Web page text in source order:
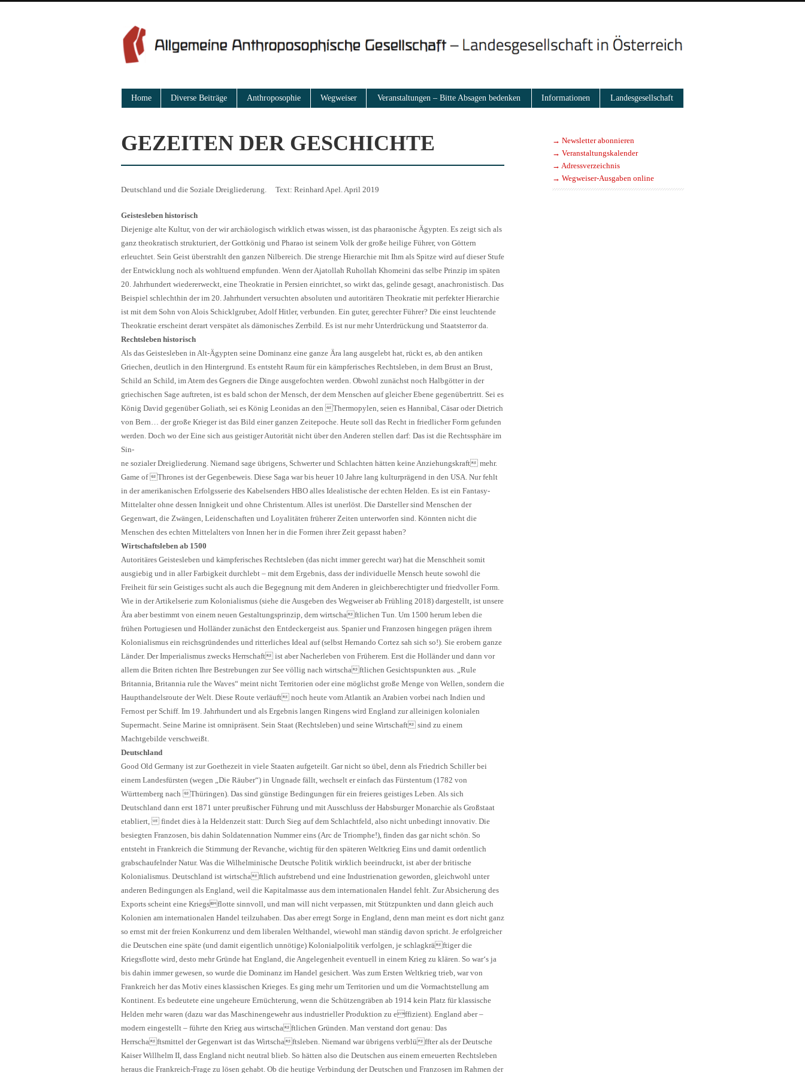
Menü
Weiter zum Inhalt
Home Diverse Beiträge Anthroposophie Wegweiser Veranstaltungen – Bitte Absagen bedenken Informationen Landesgesellschaft
GEZEITEN DER GESCHICHTE
Deutschland und die Soziale Dreigliederung. Text: Reinhard Apel. April 2019
Geistesleben historisch
Diejenige alte Kultur, von der wir archäologisch wirklich etwas wissen, ist das pharaonische Ägypten. Es zeigt sich als
ganz theokratisch strukturiert, der Gottkönig und Pharao ist seinem Volk der große heilige Führer, von Göttern
erleuchtet. Sein Geist überstrahlt den ganzen Nilbereich. Die strenge Hierarchie mit Ihm als Spitze wird auf dieser Stufe
der Entwicklung noch als wohltuend empfunden. Wenn der Ajatollah Ruhollah Khomeini das selbe Prinzip im späten
20. Jahrhundert wiedererweckt, eine Theokratie in Persien einrichtet, so wirkt das, gelinde gesagt, anachronistisch. Das
Beispiel schlechthin der im 20. Jahrhundert versuchten absoluten und autoritären Theokratie mit perfekter Hierarchie
ist mit dem Sohn von Alois Schicklgruber, Adolf Hitler, verbunden. Ein guter, gerechter Führer? Die einst leuchtende
Theokratie erscheint derart verspätet als dämonisches Zerrbild. Es ist nur mehr Unterdrückung und Staatsterror da.
Rechtsleben historisch
Als das Geistesleben in Alt-Ägypten seine Dominanz eine ganze Ära lang ausgelebt hat, rückt es, ab den antiken
Griechen, deutlich in den Hintergrund. Es entsteht Raum für ein kämpferisches Rechtsleben, in dem Brust an Brust,
Schild an Schild, im Atem des Gegners die Dinge ausgefochten werden. Obwohl zunächst noch Halbgötter in der
griechischen Sage auftreten, ist es bald schon der Mensch, der dem Menschen auf gleicher Ebene gegenübertritt. Sei es
König David gegenüber Goliath, sei es König Leonidas an den Thermopylen, seien es Hannibal, Cäsar oder Dietrich
von Bern… der große Krieger ist das Bild einer ganzen Zeitepoche. Heute soll das Recht in friedlicher Form gefunden
werden. Doch wo der Eine sich aus geistiger Autorität nicht über den Anderen stellen darf: Das ist die Rechtssphäre im
Sin-
ne sozialer Dreigliederung. Niemand sage übrigens, Schwerter und Schlachten hätten keine Anziehungskraft mehr.
Game of Thrones ist der Gegenbeweis. Diese Saga war bis heuer 10 Jahre lang kulturprägend in den USA. Nur fehlt
in der amerikanischen Erfolgsserie des Kabelsenders HBO alles Idealistische der echten Helden. Es ist ein Fantasy-
Mittelalter ohne dessen Innigkeit und ohne Christentum. Alles ist unerlöst. Die Darsteller sind Menschen der
Gegenwart, die Zwängen, Leidenschaften und Loyalitäten früherer Zeiten unterworfen sind. Könnten nicht die
Menschen des echten Mittelalters von Innen her in die Formen ihrer Zeit gepasst haben?
Wirtschaftsleben ab 1500
Autoritäres Geistesleben und kämpferisches Rechtsleben (das nicht immer gerecht war) hat die Menschheit somit
ausgiebig und in aller Farbigkeit durchlebt – mit dem Ergebnis, dass der individuelle Mensch heute sowohl die
Freiheit für sein Geistiges sucht als auch die Begegnung mit dem Anderen in gleichberechtigter und friedvoller Form.
Wie in der Artikelserie zum Kolonialismus (siehe die Ausgeben des Wegweiser ab Frühling 2018) dargestellt, ist unsere
Ära aber bestimmt von einem neuen Gestaltungsprinzip, dem wirtschaftlichen Tun. Um 1500 herum leben die
frühen Portugiesen und Holländer zunächst den Entdeckergeist aus. Spanier und Franzosen hingegen prägen ihrem
Kolonialismus ein reichsgründendes und ritterliches Ideal auf (selbst Hernando Cortez sah sich so!). Sie erobern ganze
Länder. Der Imperialismus zwecks Herrschaft ist aber Nacherleben von Früherem. Erst die Holländer und dann vor
allem die Briten richten Ihre Bestrebungen zur See völlig nach wirtschaftlichen Gesichtspunkten aus. „Rule
Britannia, Britannia rule the Waves“ meint nicht Territorien oder eine möglichst große Menge von Wellen, sondern die
Haupthandelsroute der Welt. Diese Route verläuft noch heute vom Atlantik an Arabien vorbei nach Indien und
Fernost per Schiff. Im 19. Jahrhundert und als Ergebnis langen Ringens wird England zur alleinigen kolonialen
Supermacht. Seine Marine ist omnipräsent. Sein Staat (Rechtsleben) und seine Wirtschaft sind zu einem
Machtgebilde verschweißt.
Deutschland
Good Old Germany ist zur Goethezeit in viele Staaten aufgeteilt. Gar nicht so übel, denn als Friedrich Schiller bei
einem Landesfürsten (wegen „Die Räuber“) in Ungnade fällt, wechselt er einfach das Fürstentum (1782 von
Württemberg nach Thüringen). Das sind günstige Bedingungen für ein freieres geistiges Leben. Als sich
Deutschland dann erst 1871 unter preußischer Führung und mit Ausschluss der Habsburger Monarchie als Großstaat
etabliert,  findet dies à la Heldenzeit statt: Durch Sieg auf dem Schlachtfeld, also nicht unbedingt innovativ. Die
besiegten Franzosen, bis dahin Soldatennation Nummer eins (Arc de Triomphe!), finden das gar nicht schön. So
entsteht in Frankreich die Stimmung der Revanche, wichtig für den späteren Weltkrieg Eins und damit ordentlich
grabschaufelnder Natur. Was die Wilhelminische Deutsche Politik wirklich beeindruckt, ist aber der britische
Kolonialismus. Deutschland ist wirtschaftlich aufstrebend und eine Industrienation geworden, gleichwohl unter
anderen Bedingungen als England, weil die Kapitalmasse aus dem internationalen Handel fehlt. Zur Absicherung des
Exports scheint eine Kriegsflotte sinnvoll, und man will nicht verpassen, mit Stützpunkten und dann gleich auch
Kolonien am internationalen Handel teilzuhaben. Das aber erregt Sorge in England, denn man meint es dort nicht ganz
so ernst mit der freien Konkurrenz und dem liberalen Welthandel, wiewohl man ständig davon spricht. Je erfolgreicher
die Deutschen eine späte (und damit eigentlich unnötige) Kolonialpolitik verfolgen, je schlagkräftiger die
Kriegsflotte wird, desto mehr Gründe hat England, die Angelegenheit eventuell in einem Krieg zu klären. So war‘s ja
bis dahin immer gewesen, so wurde die Dominanz im Handel gesichert. Was zum Ersten Weltkrieg trieb, war von
Frankreich her das Motiv eines klassischen Krieges. Es ging mehr um Territorien und um die Vormachtstellung am
Kontinent. Es bedeutete eine ungeheure Ernüchterung, wenn die Schützengräben ab 1914 kein Platz für klassische
Helden mehr waren (dazu war das Maschinengewehr aus industrieller Produktion zu effizient). England aber –
modern eingestellt – führte den Krieg aus wirtschaftlichen Gründen. Man verstand dort genau: Das
Herrschaftsmittel der Gegenwart ist das Wirtschaftsleben. Niemand war übrigens verblüffter als der Deutsche
Kaiser Willhelm II, dass England nicht neutral blieb. So hätten also die Deutschen aus einem erneuerten Rechtsleben
heraus die Frankreich-Frage zu lösen gehabt. Ob die heutige Verbindung der Deutschen und Franzosen im Rahmen der
→ Newsletter abonnieren
→ Veranstaltungskalender
→ Adressverzeichnis
→ Wegweiser-Ausgaben online